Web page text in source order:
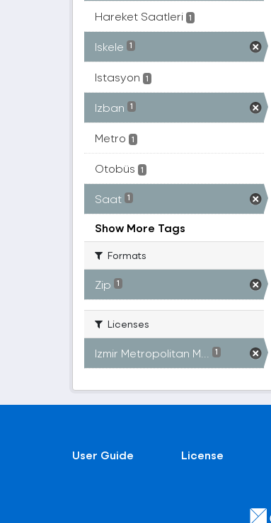
Hareket Saatleri 1
Iskele 1
Istasyon 1
Izban 1
Metro 1
Otobüs 1
Saat 1
Show More Tags
Formats
Zip 1
Licenses
Izmir Metropolitan M... 1
User Guide License